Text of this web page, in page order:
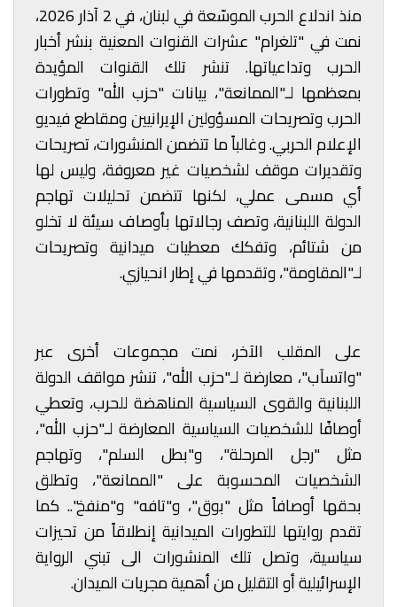
منذ اندلاع الحرب الموسّعة في لبنان، في 2 آذار 2026،
نمت في "تلغرام" عشرات القنوات المعنية بنشر أخبار
الحرب وتداعياتها. تنشر تلك القنوات المؤيدة
بمعظمها لـ"الممانعة"، بيانات "حزب الله" وتطورات
الحرب وتصريحات المسؤولين الإيرانيين ومقاطع فيديو
الإعلام الحربي. وغالباً ما تتضمن المنشورات، تصريحات
وتقديرات موقف لشخصيات غير معروفة، وليس لها
أي مسمى عملي، لكنها تتضمن تحليلات تهاجم
الدولة اللبنانية، وتصف رجالاتها بأوصاف سيئة لا تخلو
من شتائم، وتفكك معطيات ميدانية وتصريحات
لـ"المقاومة"، وتقدمها في إطار انحيازي.
على المقلب الآخر، نمت مجموعات أخرى عبر
"واتسآب"، معارضة لـ"حزب الله"، تنشر مواقف الدولة
اللبنانية والقوى السياسية المناهضة للحرب، وتعطي
أوصافًا للشخصيات السياسية المعارضة لـ"حزب الله"،
مثل "رجل المرحلة"، و"بطل السلم"، وتهاجم
الشخصيات المحسوبة على "الممانعة"، وتطلق
بحقها أوصافاً مثل "بوق"، و"تافه" و"منفخ".. كما
تقدم روايتها للتطورات الميدانية إنطلاقاً من تحيزات
سياسية، وتصل تلك المنشورات الى تبني الرواية
الإسرائيلية أو التقليل من أهمية مجريات الميدان.